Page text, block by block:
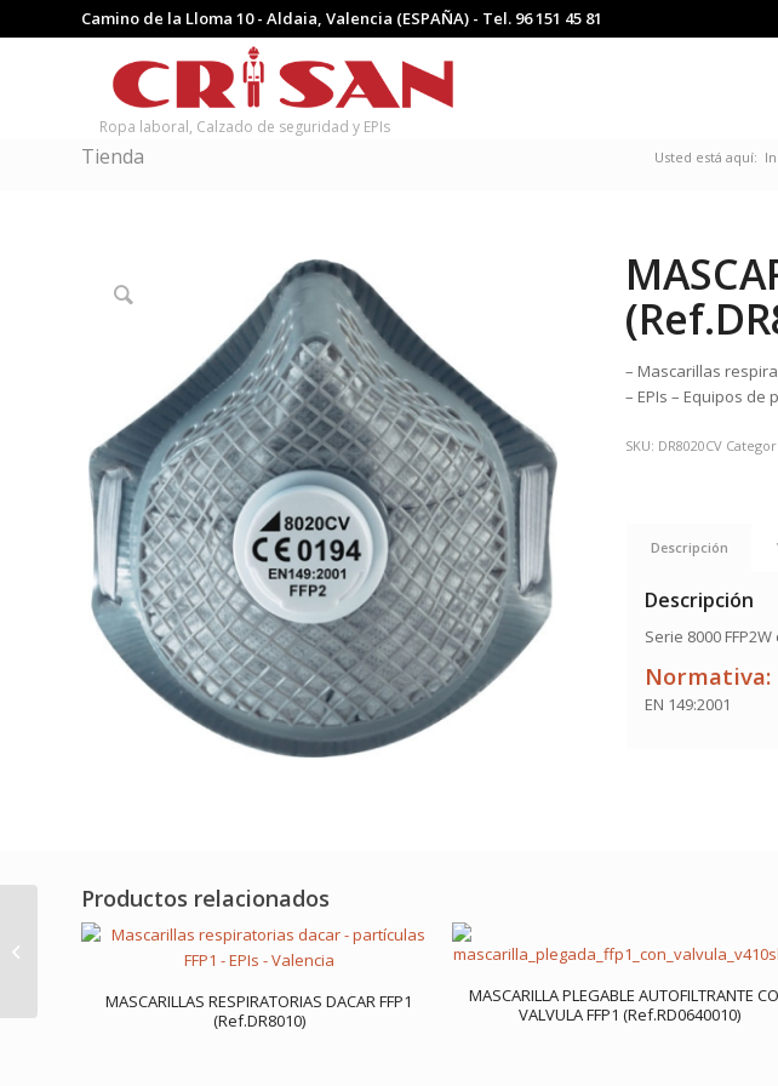
Camino de la Lloma 10 - Aldaia, Valencia (ESPAÑA) - Tel. 96 151 45 81
Ropa laboral, Calzado de seguridad y EPIs
Tienda Usted está aquí:
– Mascarillas
– EPIs – Equipos de
SKU: DR8020CV
Descripción
Descripción
Serie 8000
Normativa:
EN 149:2001
Productos relacionados
MASCARILLAS RESPIRATORIAS DACAR FFP1
(Ref.DR8010)
MASCARILLA PLEGABLE AUTOFILTRANTE
VALVULA FFP1 (Ref.RD0640010)
MASCARILLAS
RESPIRATORIAS DACAR